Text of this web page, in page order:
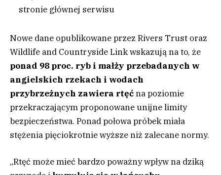
stronie głównej serwisu
Nowe dane opublikowane przez Rivers Trust oraz
Wildlife and Countryside Link wskazują na to, że
ponad 98 proc. ryb i małży przebadanych w
angielskich rzekach i wodach
przybrzeżnych zawiera rtęćna poziomie
przekraczającym proponowane unijne limity
bezpieczeństwa. Ponad połowa próbek miała
stężenia pięciokrotnie wyższe niż zalecane normy.
„Rtęć może mieć bardzo poważny wpływ na dziką